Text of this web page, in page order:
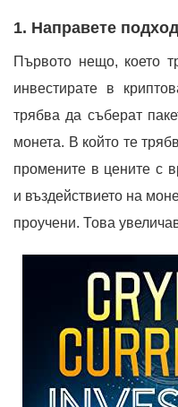
1. Направете
Първото нещо, което
инвестирате в
трябва да съберат
монета. В който те
промените в цените с
и въздействието на
проучени. Това